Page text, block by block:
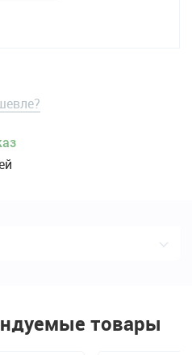
питания / 1-slot
товары